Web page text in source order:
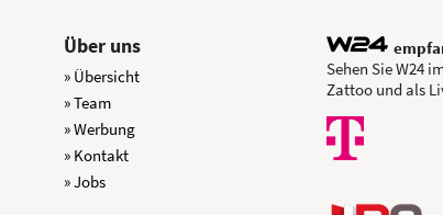
Über uns
» Übersicht
» Team
» Werbung
» Kontakt
» Jobs
Sehen Sie W24
Zattoo und als